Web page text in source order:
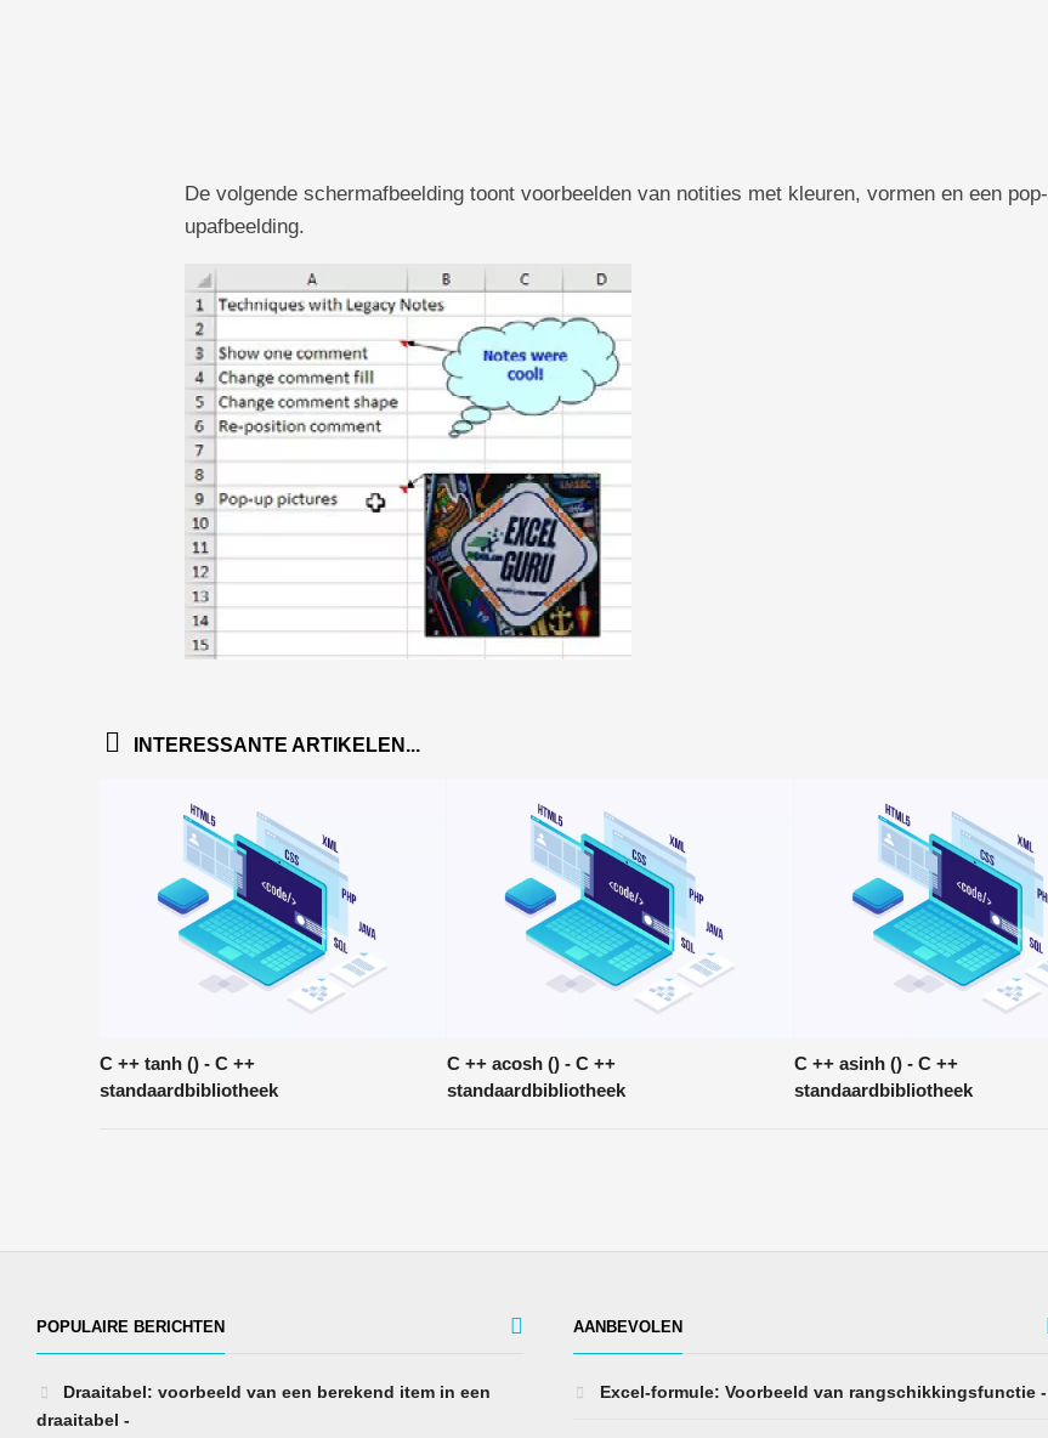
De volgende schermafbeelding toont voorbeelden van notities met kleuren, vormen en een pop-
upafbeelding.
INTERESSANTE ARTIKELEN...
C ++ tanh () - C ++
standaardbibliotheek
C ++ acosh () - C ++
standaardbibliotheek
C ++ asinh () - C ++
standaardbibliotheek
POPULAIRE BERICHTEN
Draaitabel: voorbeeld van een berekend item in een
draaitabel -
AANBEVOLEN
Excel-formule: Voorbeeld van rangschikkingsfunctie -